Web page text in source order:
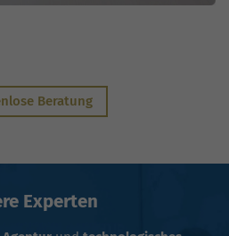
Beratung
Experten